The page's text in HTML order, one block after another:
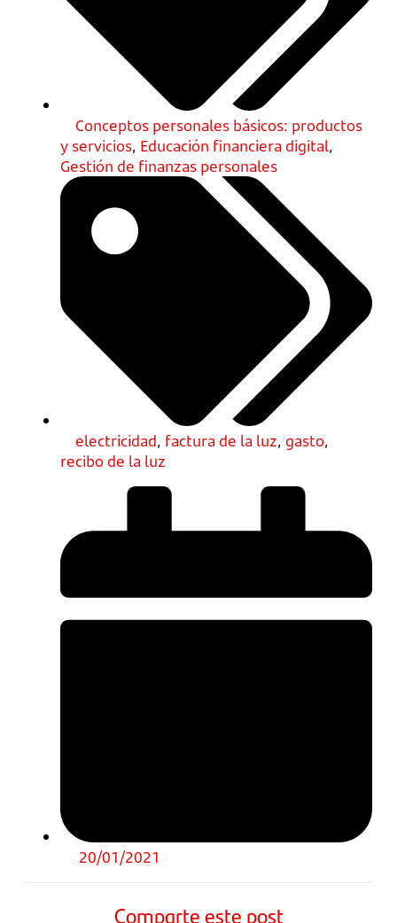
Conceptos personales básicos: productos
y servicios, Educación financiera digital,
Gestión de finanzas personales
electricidad, factura de la luz, gasto,
recibo de la luz
20/01/2021
Comparte este post